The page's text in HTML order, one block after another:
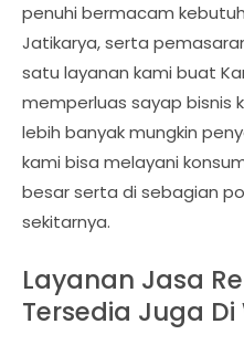
penuhi bermacam
Jatikarya, serta
satu layanan kami buat
memperluas sayap bisnis
lebih banyak mungkin
kami bisa melayani
besar serta di sebagian
sekitarnya.
Layanan Jasa
Tersedia Juga Di